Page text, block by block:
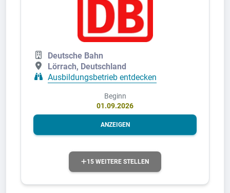
Deutsche Bahn
Lörrach, Deutschland
Ausbildungsbetrieb entdecken
Beginn
01.09.2026
ANZEIGEN
15 WEITERE STELLEN